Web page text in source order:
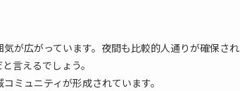
が広がっています。夜間も比較的人通りが確保され
言えるでしょう。
ミュニティが形成されています。